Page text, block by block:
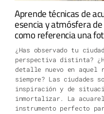
Aprende técnicas de
esencia y atmósfera
como referencia una
¿Has observado tu
perspectiva distinta?
detalle nuevo en aquel
siempre? Las ciudades
inspiración y de
inmortalizar. La
instrumento perfecto